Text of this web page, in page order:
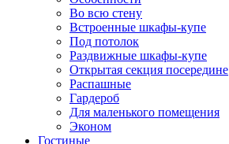
Во всю стену
Встроенные шкафы-купе
Под потолок
Раздвижные шкафы-купе
Открытая секция посередине
Распашные
Гардероб
Для маленького помещения
Эконом
Гостиные